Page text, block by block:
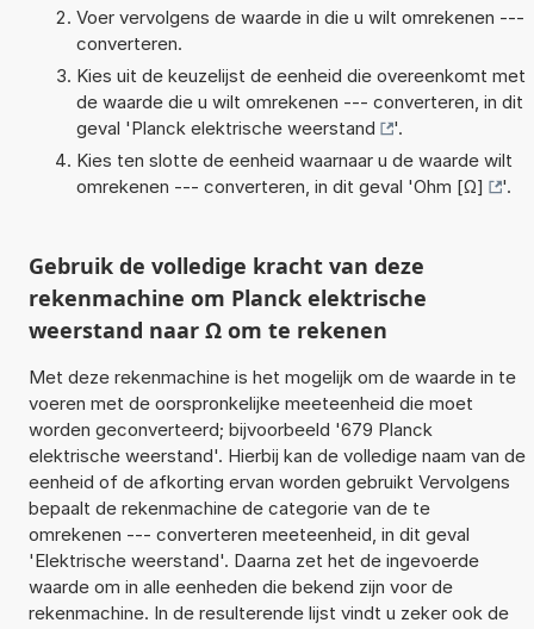
Voer vervolgens de waarde in die u wilt omrekenen ---
converteren.
Kies uit de keuzelijst de eenheid die overeenkomt met
de waarde die u wilt omrekenen --- converteren, in dit
geval 'Planck elektrische weerstand
'.
Kies ten slotte de eenheid waarnaar u de waarde wilt
omrekenen --- converteren, in dit geval 'Ohm [Ω] '.
Gebruik de volledige kracht van deze
rekenmachine om Planck elektrische
weerstand naar Ω om te rekenen
Met deze rekenmachine is het mogelijk om de waarde in te
voeren met de oorspronkelijke meeteenheid die moet
worden geconverteerd; bijvoorbeeld '679 Planck
elektrische weerstand'. Hierbij kan de volledige naam van de
eenheid of de afkorting ervan worden gebruikt Vervolgens
bepaalt de rekenmachine de categorie van de te
omrekenen --- converteren meeteenheid, in dit geval
'Elektrische weerstand'. Daarna zet het de ingevoerde
waarde om in alle eenheden die bekend zijn voor de
rekenmachine. In de resulterende lijst vindt u zeker ook de